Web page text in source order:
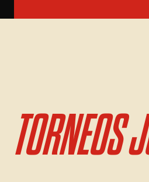
TORNEOS